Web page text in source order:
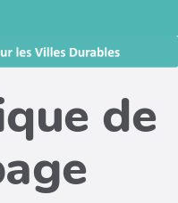
de